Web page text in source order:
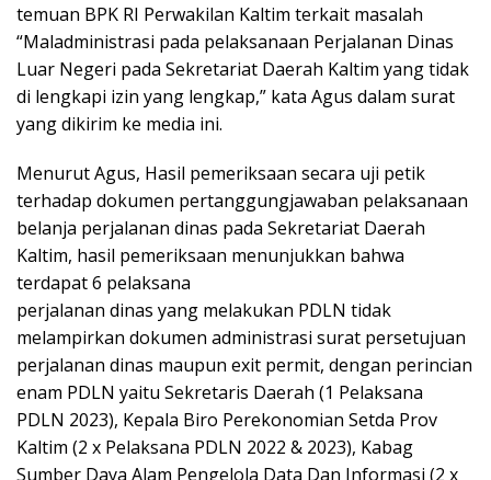
temuan BPK RI Perwakilan Kaltim terkait masalah
“Maladministrasi pada pelaksanaan Perjalanan Dinas
Luar Negeri pada Sekretariat Daerah Kaltim yang tidak
di lengkapi izin yang lengkap,” kata Agus dalam surat
yang dikirim ke media ini.
Menurut Agus, Hasil pemeriksaan secara uji petik
terhadap dokumen pertanggungjawaban pelaksanaan
belanja perjalanan dinas pada Sekretariat Daerah
Kaltim, hasil pemeriksaan menunjukkan bahwa
terdapat 6 pelaksana
perjalanan dinas yang melakukan PDLN tidak
melampirkan dokumen administrasi surat persetujuan
perjalanan dinas maupun exit permit, dengan perincian
enam PDLN yaitu Sekretaris Daerah (1 Pelaksana
PDLN 2023), Kepala Biro Perekonomian Setda Prov
Kaltim (2 x Pelaksana PDLN 2022 & 2023), Kabag
Sumber Daya Alam Pengelola Data Dan Informasi (2 x